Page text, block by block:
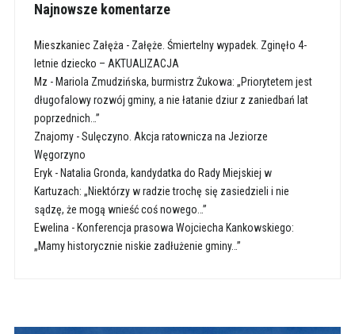
Najnowsze komentarze
Mieszkaniec Załęża - Załęże. Śmiertelny wypadek. Zginęło 4-
letnie dziecko – AKTUALIZACJA
Mz - Mariola Zmudzińska, burmistrz Żukowa: „Priorytetem jest
długofalowy rozwój gminy, a nie łatanie dziur z zaniedbań lat
poprzednich…”
Znajomy-Sulęczyno. Akcja ratownicza na Jeziorze
Węgorzyno
Eryk- Natalia Gronda, kandydatka do Rady Miejskiej w
Kartuzach: „Niektórzy w radzie trochę się zasiedzieli i nie
sądzę, że mogą wnieść coś nowego…”
Ewelina - Konferencja prasowa Wojciecha Kankowskiego:
„Mamy historycznie niskie zadłużenie gminy…”